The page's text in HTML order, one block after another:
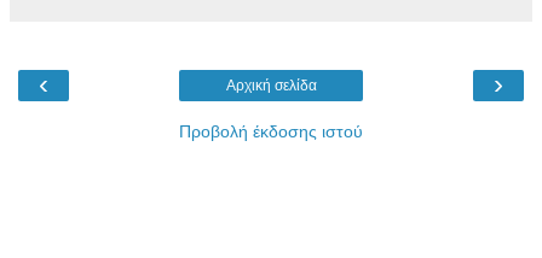
‹ ›
Αρχική σελίδα
Προβολή έκδοσης ιστού